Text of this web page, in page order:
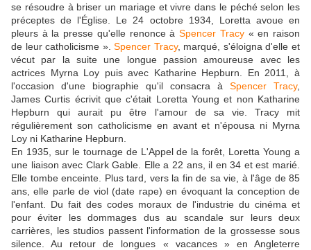
se résoudre à briser un mariage et vivre dans le péché selon les
préceptes de l'Église. Le 24 octobre 1934, Loretta avoue en
pleurs à la presse qu'elle renonce àSpencer Tracy« en raison
de leur catholicisme ».Spencer Tracy, marqué, s'éloigna d'elle et
vécut par la suite une longue passion amoureuse avec les
actrices Myrna Loy puis avec Katharine Hepburn. En 2011, à
l'occasion d'une biographie qu'il consacra à Spencer Tracy,
James Curtis écrivit que c'était Loretta Young et non Katharine
Hepburn qui aurait pu être l'amour de sa vie. Tracy mit
régulièrement son catholicisme en avant et n'épousa ni Myrna
Loy ni Katharine Hepburn.
En 1935, sur le tournage de L'Appel de la forêt, Loretta Young a
une liaison avec Clark Gable. Elle a 22 ans, il en 34 et est marié.
Elle tombe enceinte. Plus tard, vers la fin de sa vie, à l'âge de 85
ans, elle parle de viol (date rape) en évoquant la conception de
l'enfant. Du fait des codes moraux de l'industrie du cinéma et
pour éviter les dommages dus au scandale sur leurs deux
carrières, les studios passent l'information de la grossesse sous
silence. Au retour de longues « vacances » en Angleterre